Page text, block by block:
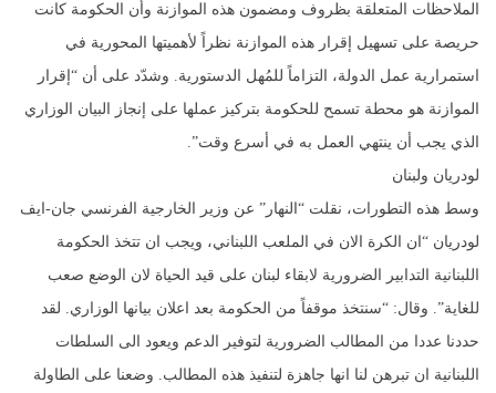
الملاحظات المتعلقة بظروف ومضمون هذه الموازنة وأن الحكومة كانت
حريصة على تسهيل إقرار هذه الموازنة نظراً لأهميتها المحورية في
استمرارية عمل الدولة، التزاماً للمُهل الدستورية. وشدّد على أن “إقرار
الموازنة هو محطة تسمح للحكومة بتركيز عملها على إنجاز البيان الوزاري
الذي يجب أن ينتهي العمل به في أسرع وقت”.
لودريان ولبنان
وسط هذه التطورات، نقلت “النهار” عن وزير الخارجية الفرنسي جان-ايف
لودريان “ان الكرة الان في الملعب اللبناني، ويجب ان تتخذ الحكومة
اللبنانية التدابير الضرورية لابقاء لبنان على قيد الحياة لان الوضع صعب
للغاية”. وقال: “سنتخذ موقفاً من الحكومة بعد اعلان بيانها الوزاري. لقد
حددنا عددا من المطالب الضرورية لتوفير الدعم ويعود الى السلطات
اللبنانية ان تبرهن لنا انها جاهزة لتنفيذ هذه المطالب. وضعنا على الطاولة